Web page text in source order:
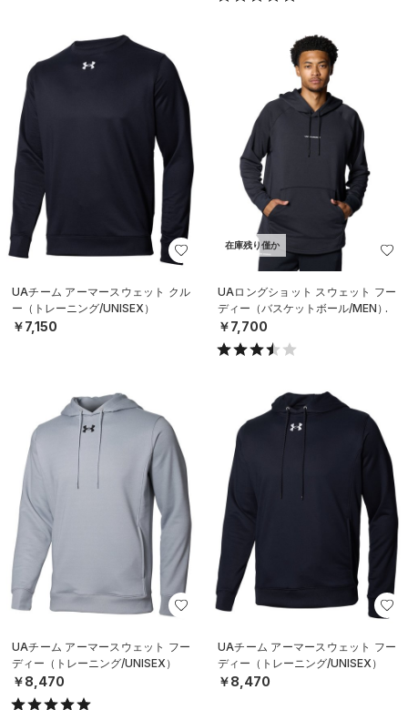
UAチーム アーマースウェット クル
ー（トレーニング/UNISEX）
￥7,150
在庫残り僅か
UAロングショット スウェット フー
ディー（バスケットボール/MEN）
￥7,700
UAチーム アーマースウェット フー
ディー（トレーニング/UNISEX）
￥8,470
UAチーム アーマースウェット フー
ディー（トレーニング/UNISEX）
￥8,470